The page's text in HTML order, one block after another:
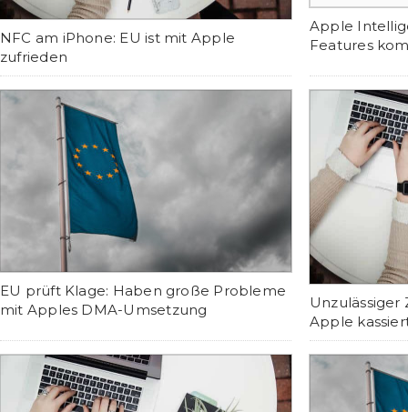
NFC am iPhone: EU ist mit Apple
zufrieden
Apple
Features
EU prüft Klage: Haben große Probleme
mit Apples DMA-Umsetzung
Unzulässiger
Apple